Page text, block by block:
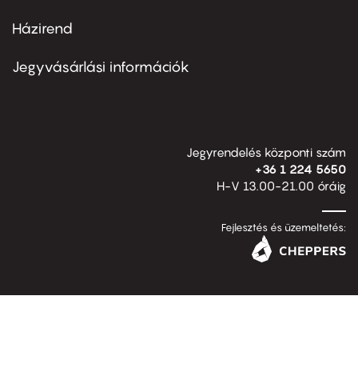
Footer
second
Házirend
Jegyvásárlási információk
Jegyrendelés központi szám
+36 1 224 5650
H-V 13.00-21.00 óráig
Fejlesztés és üzemeltetés: